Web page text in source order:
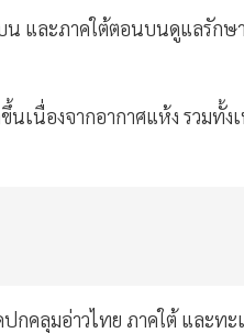
และภาคใต้ตอนบนดูแลรักษ
เนื่องจากอากาศแห้ง รวมทั้ง
กคลุมอ่าวไทย ภาคใต้ และท